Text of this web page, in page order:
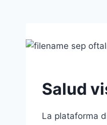
Salud
La plataforma